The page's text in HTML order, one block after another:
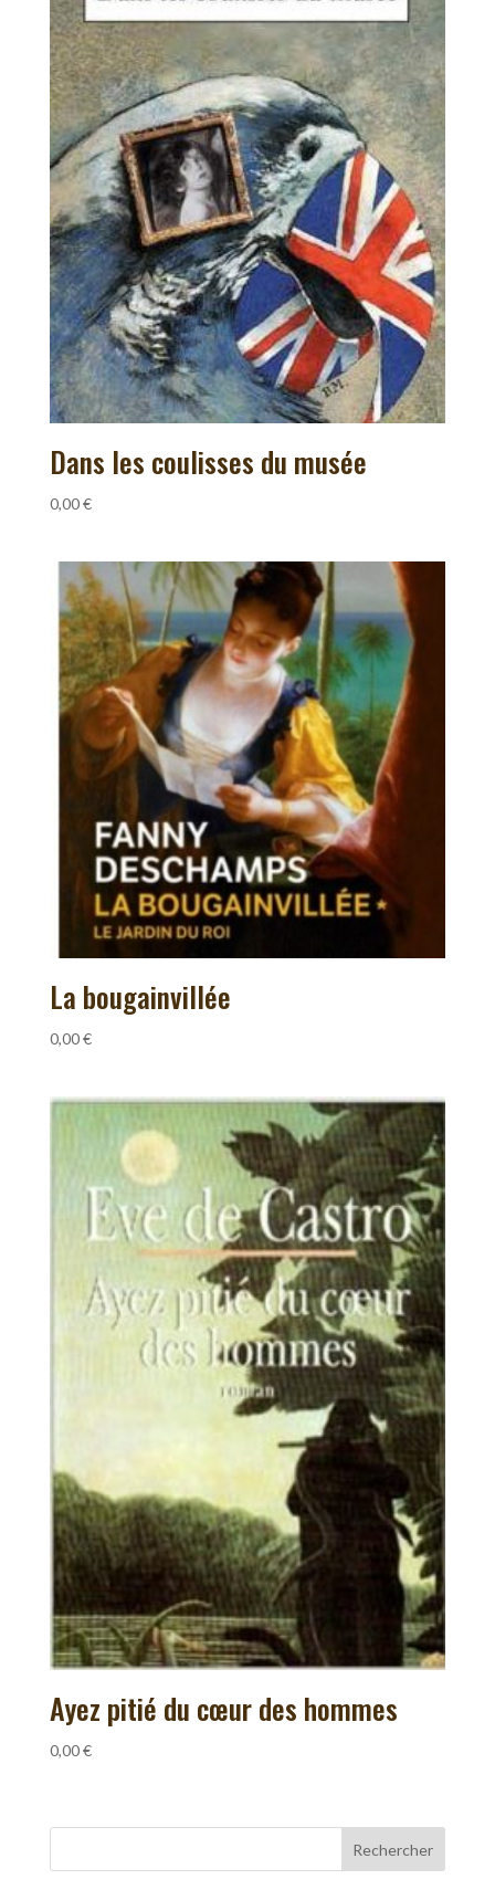
Dans les coulisses du musée
0,00€
La bougainvillée
0,00€
Ayez pitié du cœur des hommes
0,00€
Rechercher